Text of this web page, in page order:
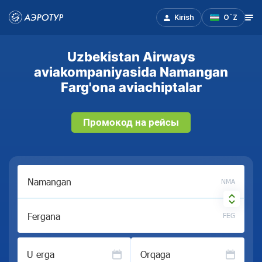
Kirish O`Z
Uzbekistan Airways
aviakompaniyasida Namangan
Farg'ona aviachiptalar
Промокод на рейсы
NMA
FEG
U erga Orqaga